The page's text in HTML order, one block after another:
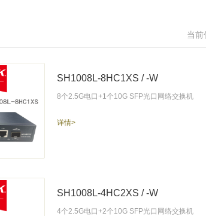
当前
SH1008L-8HC1XS / -W
8个2.5G电口+1个10G SFP光口网络交换机
详情>
SH1008L-4HC2XS / -W
4个2.5G电口+2个10G SFP光口网络交换机